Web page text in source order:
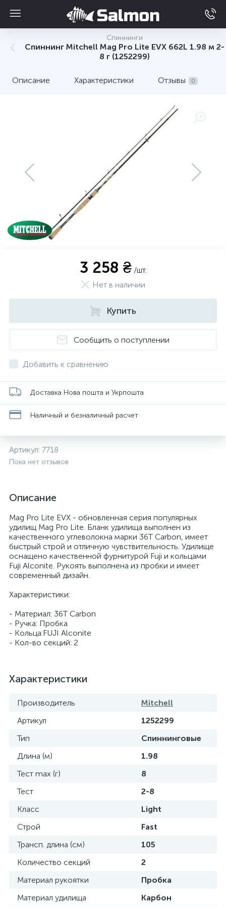
Спиннинги
Спиннинг Mitchell Mag Pro Lite EVX 662L 1.98 м 2-
8 г (1252299)
Описание Характеристики Отзывы 0
3 258 ₴ /шт.
Нет в наличии
Купить
Сообщить о поступлении
Добавить к сравнению
Доставка Нова пошта и Укрпошта
Наличный и безналичный расчет
Артикул: 7718
Пока нет отзывов
Описание
Mag Pro Lite EVX - обновленная серия популярных
удилищ Mag Pro Lite. Бланк удилища выполнен из
качественного углеволокна марки 36T Carbon, имеет
быстрый строй и отличную чувствительность. Удилище
оснащено качественной фурнитурой Fuji и кольцами
Fuji Alconite. Рукоять выполнена из пробки и имеет
современный дизайн.
Характеристики:
- Материал: 36T Carbon
- Ручка: Пробка
- Кольца:FUJI Alconite
- Кол-во секций: 2
Характеристики
Производитель
Mitchell
Артикул
1252299
Тип
Спиннинговые
Длина (м)
1.98
Тест max (г)
8
Тест
2-8
Класс
Light
Строй
Fast
Трансп. длина (см)
105
Количество секций
2
Материал рукоятки
Пробка
Материал удилища
Карбон